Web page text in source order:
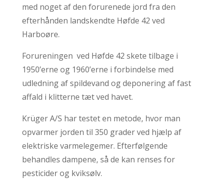
med noget af den forurenede jord fra den
efterhånden landskendte Høfde 42 ved
Harboøre.
Forureningen ved Høfde 42 skete tilbage i
1950’erne og 1960’erne i forbindelse med
udledning af spildevand og deponering af fast
affald i klitterne tæt ved havet.
Krüger A/S har testet en metode, hvor man
opvarmer jorden til 350 grader ved hjælp af
elektriske varmelegemer. Efterfølgende
behandles dampene, så de kan renses for
pesticider og kviksølv.